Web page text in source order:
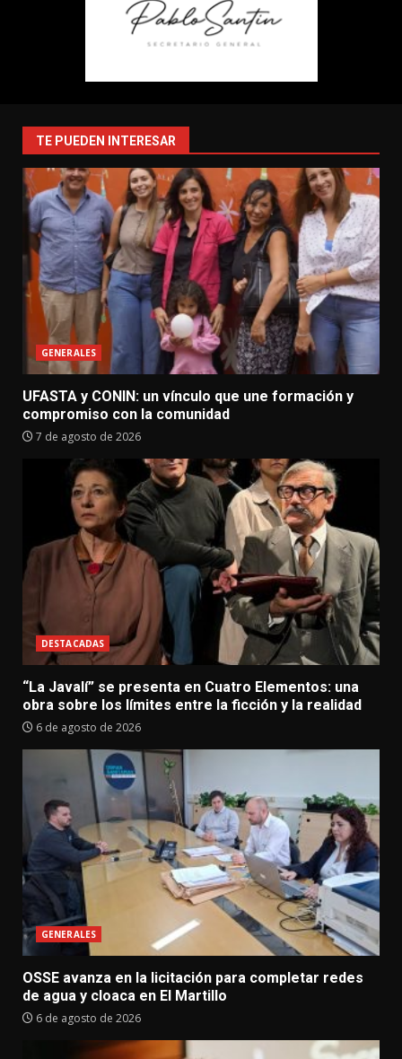
TE PUEDEN INTERESAR
GENERALES
UFASTA y CONIN: un vínculo que une formación y
compromiso con la comunidad
7 de agosto de 2026
DESTACADAS
“La Javalí” se presenta en Cuatro Elementos: una
obra sobre los límites entre la ficción y la realidad
6 de agosto de 2026
GENERALES
OSSE avanza en la licitación para completar redes
de agua y cloaca en El Martillo
6 de agosto de 2026